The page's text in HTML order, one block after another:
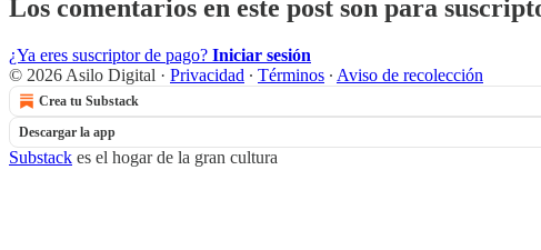
Los comentarios en este post son para
¿Ya eres suscriptor de pago? Iniciar sesión
© 2026 Asilo Digital · Privacidad ∙ Términos ∙ Aviso de recolección
Crea tu Substack
Descargar la app
Substack es el hogar de la gran cultura